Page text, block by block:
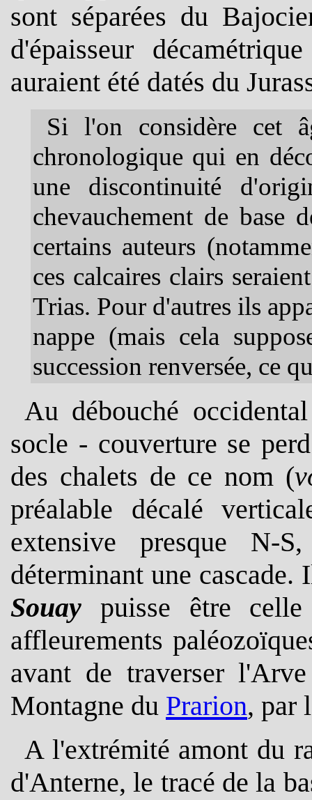
sont séparées du
d'épaisseur
auraient été datés du
Si l'on considère cet
chronologique qui en
une discontinuité
chevauchement de base
certains auteurs
ces calcaires clairs
Trias. Pour d'autres ils
nappe (mais cela
succession renversée, ce q
Au débouché
socle - couverture se
des chalets de ce nom (
préalable décalé
extensive presque
déterminant une
Souay puisse être
affleurements
avant de traverser
Montagne du Prarion, par
A l'extrémité amont du
d'Anterne, le tracé de la